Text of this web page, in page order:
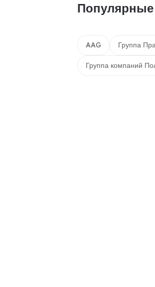
Популярные
AAG Группа
Группа компаний